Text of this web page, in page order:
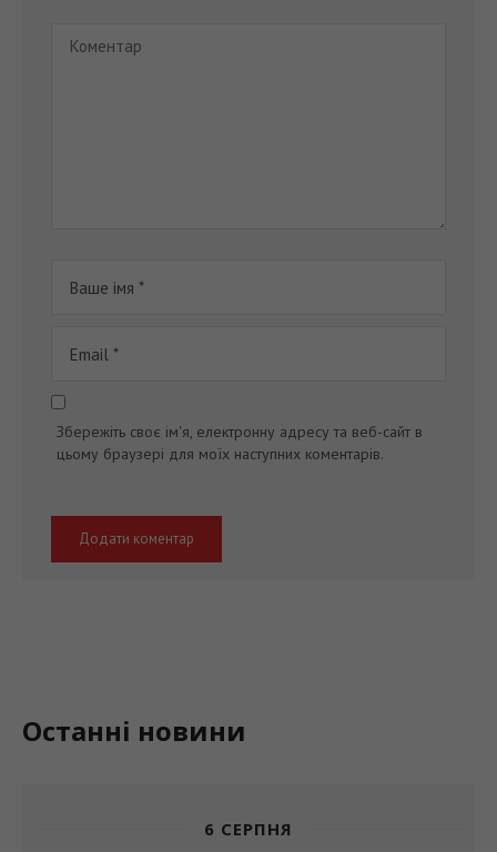
Збережіть своє ім'я, електронну адресу та веб-сайт в
цьому браузері для моїх наступних коментарів.